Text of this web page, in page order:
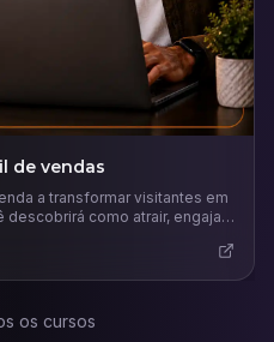
de vendas
a transformar visitantes em
como atrair, engajar
para maximizar resultados
os cursos